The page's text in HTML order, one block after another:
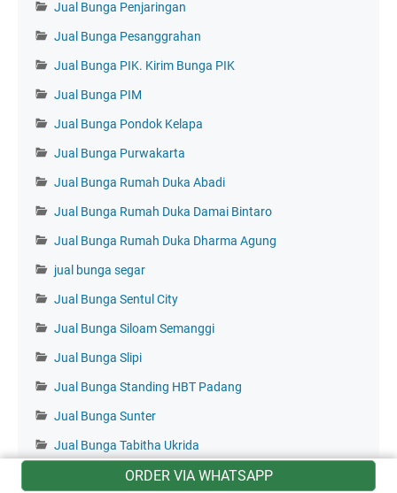
ORDER VIA WHATSAPP
Jual Bunga Penjaringan
Jual Bunga Pesanggrahan
Jual Bunga PIK. Kirim Bunga PIK
Jual Bunga PIM
Jual Bunga Pondok Kelapa
Jual Bunga Purwakarta
Jual Bunga Rumah Duka Abadi
Jual Bunga Rumah Duka Damai Bintaro
Jual Bunga Rumah Duka Dharma Agung
jual bunga segar
Jual Bunga Sentul City
Jual Bunga Siloam Semanggi
Jual Bunga Slipi
Jual Bunga Standing HBT Padang
Jual Bunga Sunter
Jual Bunga Tabitha Ukrida
jual bunga Tanah Abang